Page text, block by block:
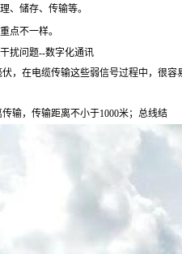
、储存、传输等。
重点不一样。
扰问题--数字化通讯
，在电缆传输这些弱信号过程中，很
输，传输距离不小于1000米；总线结